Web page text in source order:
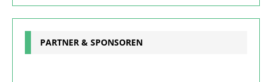
PARTNER & SPONSOREN